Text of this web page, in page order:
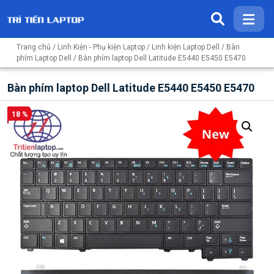
Trang chủ / Linh Kiện - Phụ kiện Laptop / Linh kiện Laptop Dell / Bàn
phím Laptop Dell
/ Bàn phím laptop Dell Latitude E5440 E5450 E5470
Bàn phím laptop Dell Latitude E5440 E5450 E5470
18 %